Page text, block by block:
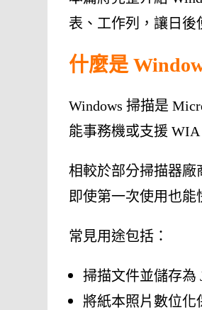
表、工作列，讓日後
什麼是
Windows 掃描是
能事務機或支援 WIA
相較於部分掃描器廠
即使第一次使用也能
常見用途包括：
掃描文件並儲存為
將紙本照片數位化